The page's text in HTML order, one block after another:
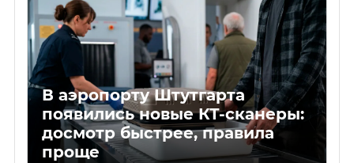
В аэропорту Штутгарта
появились новые КТ-сканеры:
досмотр быстрее, правила
проще